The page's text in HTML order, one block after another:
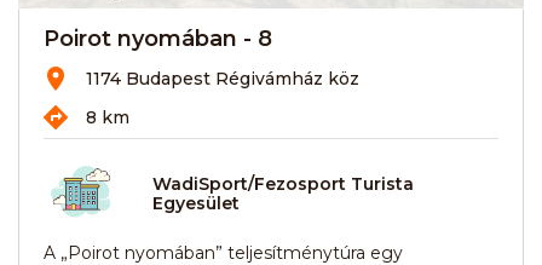
Poirot nyomában - 8
1174 Budapest Régivámház köz
8 km
WadiSport/Fezosport Turista
Egyesület
A „Poirot nyomában” teljesítménytúra egy